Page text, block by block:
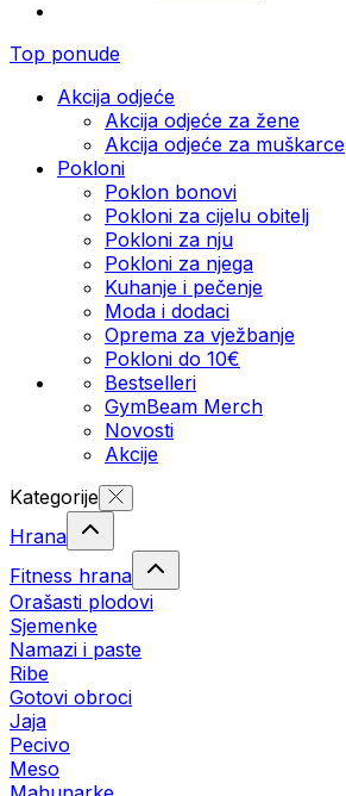
Top ponude
Akcija odjeće
Akcija odjeće za žene
Akcija odjeće za muškarce
Pokloni
Poklon bonovi
Pokloni za cijelu obitelj
Pokloni za nju
Pokloni za njega
Kuhanje i pečenje
Moda i dodaci
Oprema za vježbanje
Pokloni do 10€
Bestselleri
GymBeam Merch
Novosti
Akcije
Kategorije
Hrana
Fitness hrana
Orašasti plodovi
Sjemenke
Namazi i paste
Ribe
Gotovi obroci
Jaja
Pecivo
Meso